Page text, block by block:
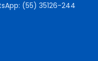
(55) 35126-244